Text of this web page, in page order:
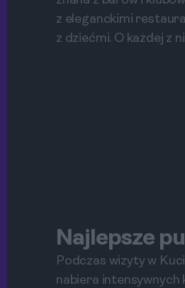
z eleganckimi
z dziećmi. O każdej z
Najlepsze
Podczas wizyty w
nabiera intensywnych